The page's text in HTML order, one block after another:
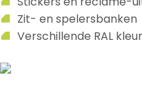
Zit- en spelersbanken
Verschillende RAL